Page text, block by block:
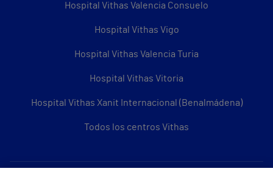
Hospital Vithas Valencia Consuelo
Hospital Vithas Vigo
Hospital Vithas Valencia Turia
Hospital Vithas Vitoria
Hospital Vithas Xanit Internacional (Benalmádena)
Todos los centros Vithas